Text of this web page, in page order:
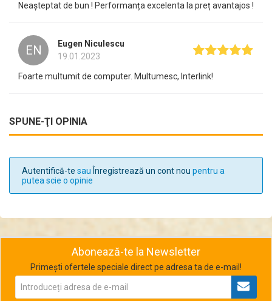
Neașteptat de bun ! Performanța excelenta la preț avantajos !
EN
Eugen Niculescu
19.01.2023
Foarte multumit de computer. Multumesc, Interlink!
SPUNE-ŢI OPINIA
Autentifică-te sau Înregistrează un cont nou pentru a
putea scie o opinie
Abonează-te la Newsletter
Primești ofertele speciale direct pe adresa ta de e-mail!